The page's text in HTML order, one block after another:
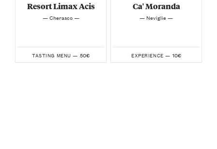
Resort Limax Acis
— Cherasco —
TASTING MENU — 50€
Ca' Moranda
— Neviglie —
EXPERIENCE — 10€